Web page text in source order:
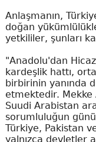
Anlaşmanın,
doğan
yetkililer, şunları
"Anadolu'dan
kardeşlik hattı,
birbirinin yanında
etmektedir. Mekke
Suudi Arabistan
sorumluluğun
Türkiye, Pakistan
yalnızca devletler